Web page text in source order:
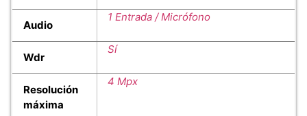
Audio
1 Entrada / Micrófono
Wdr
Sí
Resolución
máxima
4 Mpx